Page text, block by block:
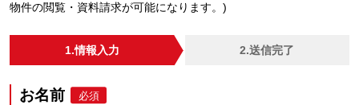
物件の閲覧・資料請求が可能になります。)
1.情報入力 2.送信完了
お名前 必須